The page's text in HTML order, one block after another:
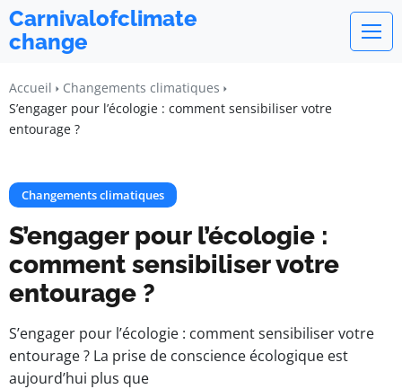
Carnivalofclimate
change
Accueil
Changements climatiques
S’engager pour l’écologie : comment sensibiliser votre
entourage ?
Changements climatiques
S’engager pour l’écologie :
comment sensibiliser votre
entourage ?
S’engager pour l’écologie : comment sensibiliser votre
entourage ? La prise de conscience écologique est
aujourd’hui plus que